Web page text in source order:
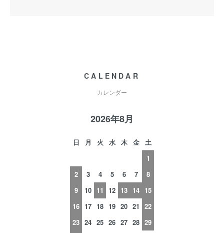
CALENDAR
カレンダー
2026年8月
日 月 火 水 木 金
土
1
2
3 4 5 6 7
8
9
10 11 12 13 14 15
16 17 18 19 20 21
22
23 24 25 26 27 28 29